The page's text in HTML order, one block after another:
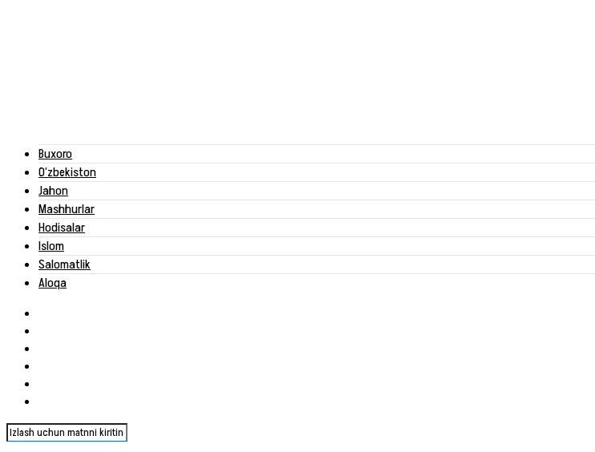
Buxoro
O‘zbekiston
Jahon
Mashhurlar
Hodisalar
Islom
Salomatlik
Aloqa